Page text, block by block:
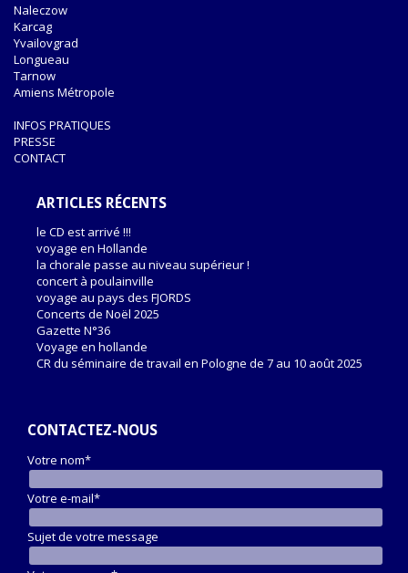
Naleczow
Karcag
Yvailovgrad
Longueau
Tarnow
Amiens Métropole
INFOS PRATIQUES
PRESSE
CONTACT
ARTICLES RÉCENTS
le CD est arrivé !!!
voyage en Hollande
la chorale passe au niveau supérieur !
concert à poulainville
voyage au pays des FJORDS
Concerts de Noël 2025
Gazette N°36
Voyage en hollande
CR du séminaire de travail en Pologne de 7 au 10 août 2025
CONTACTEZ-NOUS
Votre nom*
Votre e-mail*
Sujet de votre message